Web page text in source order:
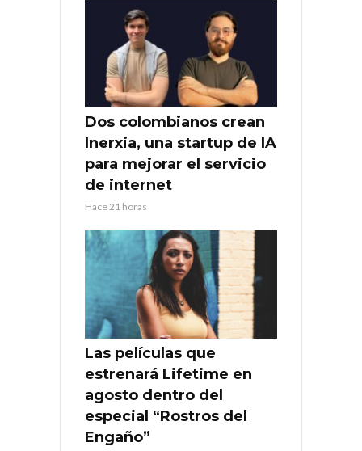
Dos colombianos crean
Inerxia, una startup de IA
para mejorar el servicio
de internet
Hace 21 horas
Las películas que
estrenará Lifetime en
agosto dentro del
especial “Rostros del
Engaño”